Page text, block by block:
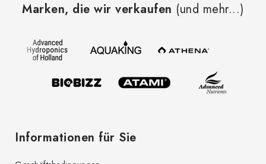
Marken, die wir verkaufen (und mehr...)
Informationen für Sie